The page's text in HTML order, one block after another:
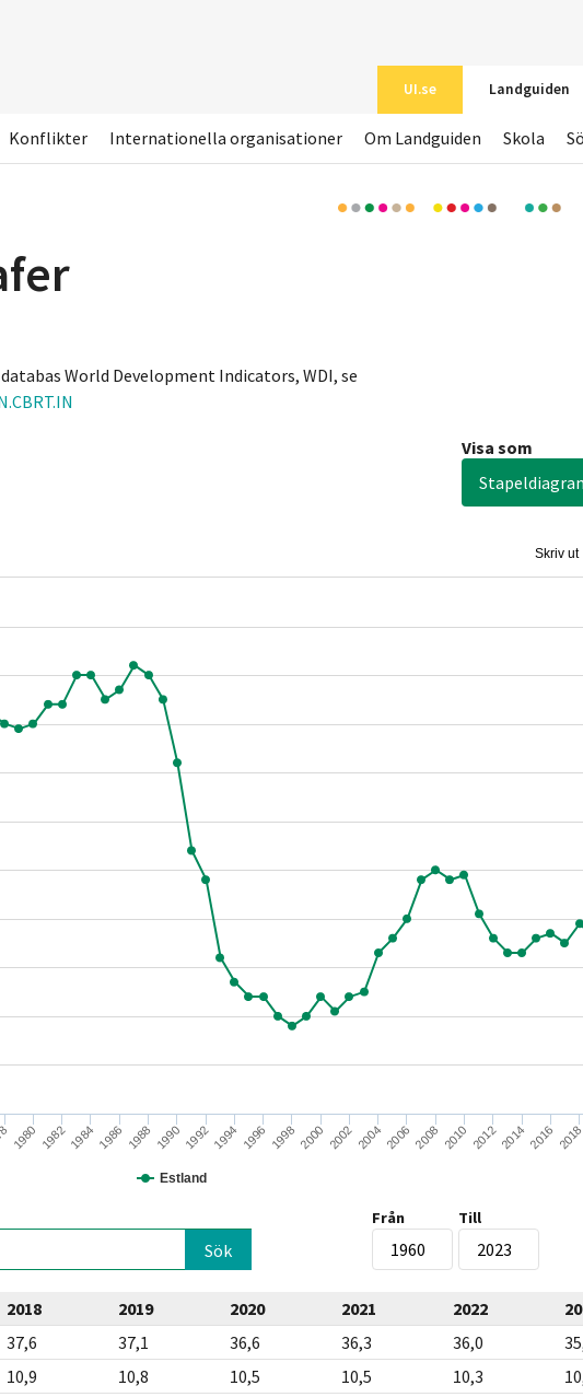
UI.se Landguiden
Konflikter Internationella organisationer Om Landguiden Skola
World Development Indicators, WDI, se
Visa som
Skriv ut
Estland
1980 19821984 1986 1988 1990 19921994 1996 1998 2000 2002 2004 2006 2008 2010 20122014 2016 2018
Från Till
2018 2019 2020 2021 2022
37,6 37,1 36,6 36,3 36,0
10,9 10,8 10,5 10,5 10,3